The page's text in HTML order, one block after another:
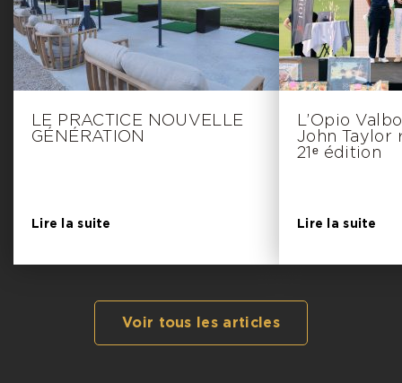
LE PRACTICE NOUVELLE
GÉNÉRATION
Lire la suite
L’Opio
John Taylor
21ᵉ édition
Lire la suite
Voir tous les articles